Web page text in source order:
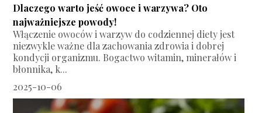
Dlaczego warto jeść owoce i warzywa? Oto
najważniejsze powody!
Włączenie owoców i warzyw do codziennej diety jest
niezwykle ważne dla zachowania zdrowia i dobrej
kondycji organizmu. Bogactwo witamin, minerałów i
błonnika, k...
2025-10-06